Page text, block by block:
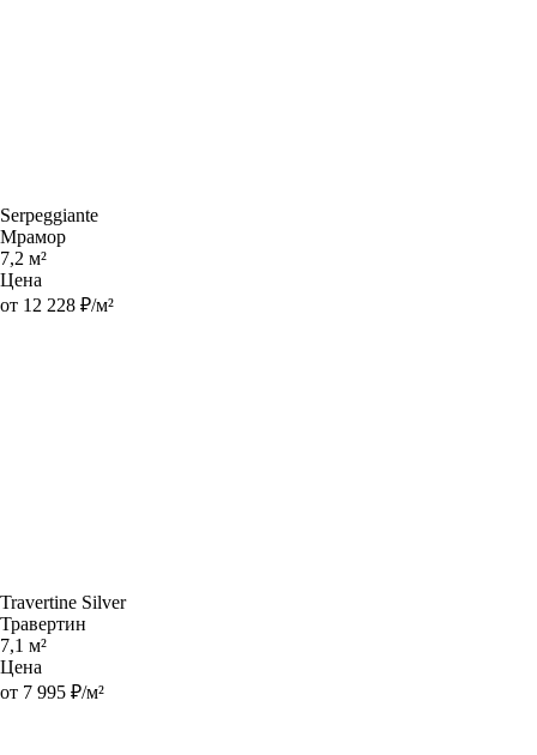
Serpeggiante
Мрамор
7,2 м²
Цена
от 12 228 ₽/м²
Travertine Silver
Травертин
7,1 м²
Цена
от 7 995 ₽/м²